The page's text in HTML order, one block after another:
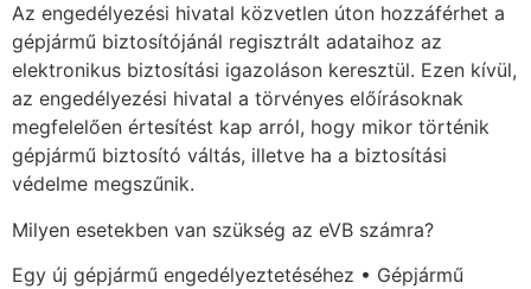
Az engedélyezési hivatal közvetlen úton hozzáférhet a
gépjármű biztosítójánál regisztrált adataihoz az
elektronikus biztosítási igazoláson keresztül. Ezen kívül,
az engedélyezési hivatal a törvényes előírásoknak
megfelelően értesítést kap arról, hogy mikor történik
gépjármű biztosító váltás, illetve ha a biztosítási
védelme megszűnik.
Milyen esetekben van szükség az eVB számra?
Egy új gépjármű engedélyeztetéséhez • Gépjármű